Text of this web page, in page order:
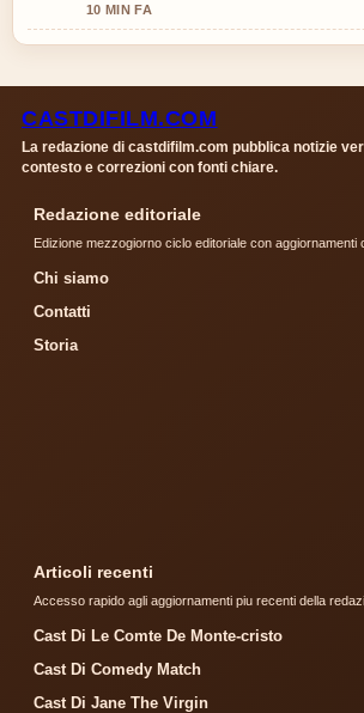
10 MIN FA
CASTDIFILM.COM
La redazione di castdifilm.com pubblica notizie
contesto e correzioni con fonti chiare.
Redazione editoriale
Edizione mezzogiorno ciclo editoriale con aggiornamenti
Chi siamo
Contatti
Storia
Articoli recenti
Accesso rapido agli aggiornamenti piu recenti della
Cast Di Le Comte De Monte-cristo
Cast Di Comedy Match
Cast Di Jane The Virgin